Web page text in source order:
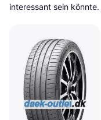
interessant sein könnte.